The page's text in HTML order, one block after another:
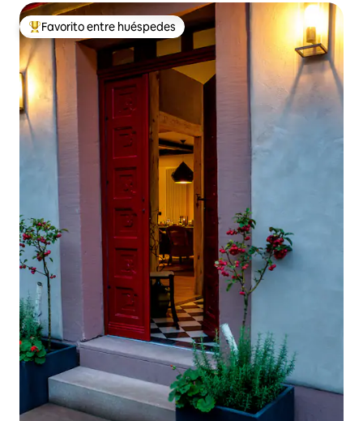
Favorito entre huéspedes preferido
Favorito entre huéspedes